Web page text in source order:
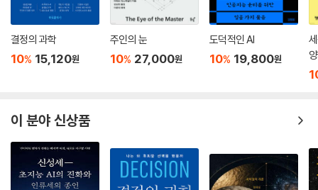
ield homunculus)라 불리는 이 지도는 대부분 연속적이다. 그러나 한 가
지 특이한 것은 얼굴을 대표하는 곳이 목 근처가 아니라 손을 대표하는 곳
바로 다음이라는 사실이다.
질은 감각이 입력되기를 바라며, 얼굴 피부에서 나오는 감각은 인접한, 잃
어버린 손에 상응하는 빈 영역을 침투한다. 그런 다음 얼굴에서 나오는 신
호는 잃어버린 손으로부터 나오는 것처럼 뇌의 상위 중추에 의해 잘못 해
석되는 것이다. 라마찬드란은 이러한 뇌의 재배치(remapping)/혼선(cr
osswiring) 가설을 MEG라는 뇌 영상 기술을 사용해 증명했다.
결정의 과학
10% 15,120원
주인의 눈
10% 27,000원
도덕적인 AI
10% 19,800원
이 분야 신상품